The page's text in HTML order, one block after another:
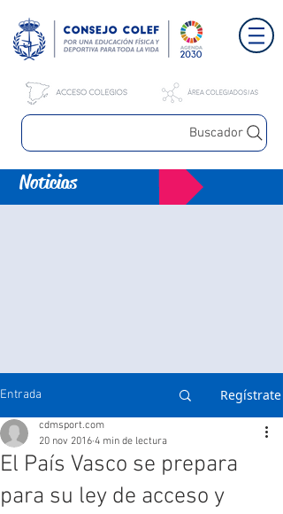
Buscador
Noticias
Entrada Regístrate
El País Vasco se prepara
para su ley de acceso y
cdmsport.com
20 nov 2016 4 min de lectura